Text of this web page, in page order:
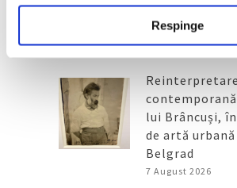
Respinge
Articole recente
Reinterpretare
lui Brâncuși,
de artă
Belgrad
7 August 2026